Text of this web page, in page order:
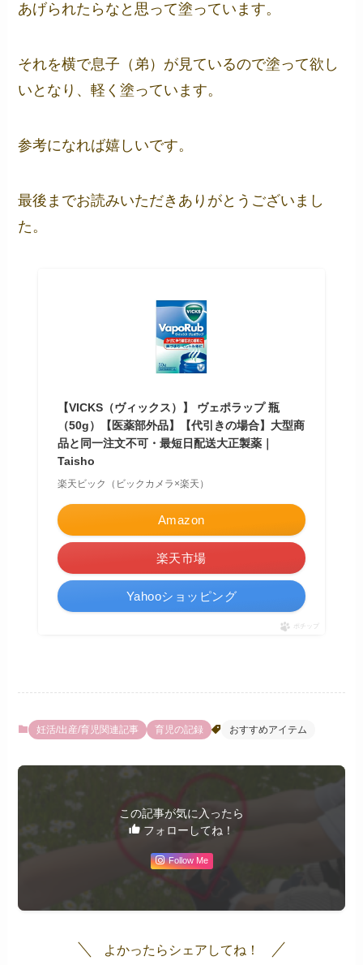
あげられたらなと思って塗っています。
それを横で息子（弟）が見ているので塗って欲し
いとなり、軽く塗っています。
参考になれば嬉しいです。
最後までお読みいただきありがとうございまし
た。
【VICKS（ヴィックス）】 ヴェポラップ 瓶
（50g）【医薬部外品】【代引きの場合】大型商
品と同一注文不可・最短日配送大正製薬｜
Taisho
楽天ビック（ビックカメラ×楽天）
Amazon
楽天市場
Yahooショッピング
ポチップ
妊活/出産/育児関連記事 育児の記録 おすすめアイテム
この記事が気に入ったら
フォローしてね！
Follow Me
よかったらシェアしてね！